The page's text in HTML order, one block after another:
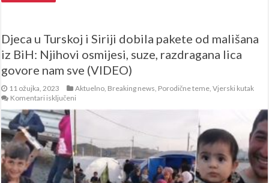
Djeca u Turskoj i Siriji dobila pakete od mališana
iz BiH: Njihovi osmijesi, suze, razdragana lica
govore nam sve (VIDEO)
11 ožujka, 2023 Aktuelno Breaking news Porodične teme ,Vjerski kutak
Komentari isključeni
Siriji
dobila
pakete
od
mališana